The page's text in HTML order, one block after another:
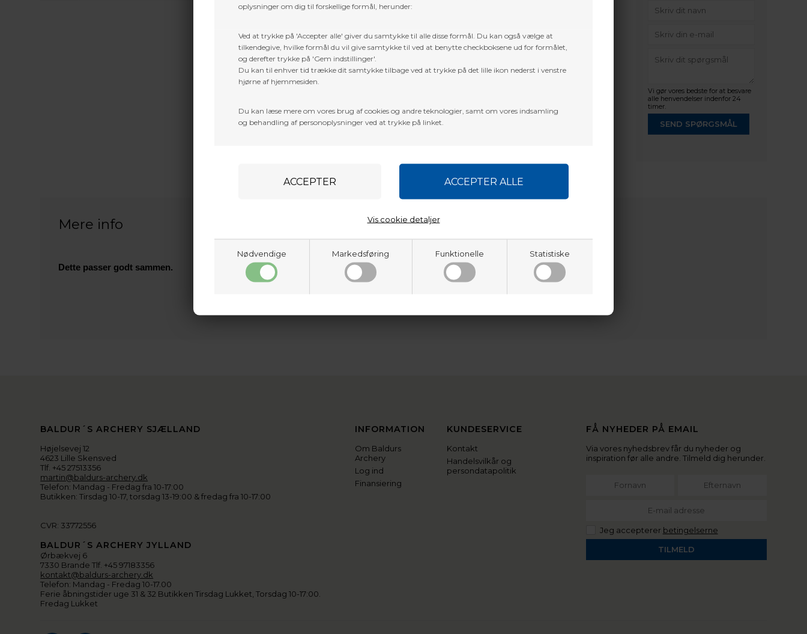
oplysninger om dig til forskellige formål, herunder:
Ved at trykke på 'Accepter alle' giver du samtykke til alle disse formål. Du kan også vælge at
tilkendegive, hvilke formål du vil give samtykke til ved at benytte checkboksene ud for formålet,
og derefter trykke på 'Gem indstillinger'.
Du kan til enhver tid trække dit samtykke tilbage ved at trykke på det lille ikon nederst i venstre
hjørne af hjemmesiden.
Du kan læse mere om vores brug af cookies og andre teknologier, samt om vores indsamling
og behandling af personoplysninger ved at trykke på linket.
Nødvendige Markedsføring Funktionelle Statistiske
Vis cookie detaljer
Vi gør vores bedste for at besvare
alle henvendelser indenfor 24
timer.
SEND SPØRGSMÅL
Mere info
Dette passer godt sammen.
BALDUR´S ARCHERY SJÆLLAND
Højelsevej 12
4623 Lille Skensved
Tlf. +45 27513356
martin@baldurs-archery.dk
Telefon: Mandag - Fredag fra 10-17:00
Butikken: Tirsdag 10-17, torsdag 13-19:00 & fredag fra 10-17:00
CVR: 33772556
BALDUR´S ARCHERY JYLLAND
Ørbækvej 6
7330 Brande Tlf. +45 97183356
kontakt@baldurs-archery.dk
Telefon: Mandag - Fredag 10-17.00
Ferie åbningstider uge 31 & 32 Butikken Tirsdag Lukket, Torsdag 10-17:00.
Fredag Lukket
INFORMATION
Om Baldurs
Archery
Log ind
Finansiering
KUNDESERVICE
Kontakt
Handelsvilkår og
persondatapolitik
FÅ NYHEDER PÅ EMAIL
Via vores nyhedsbrev får du nyheder og
inspiration før alle andre. Tilmeld dig herunder.
Jeg accepterer betingelserne